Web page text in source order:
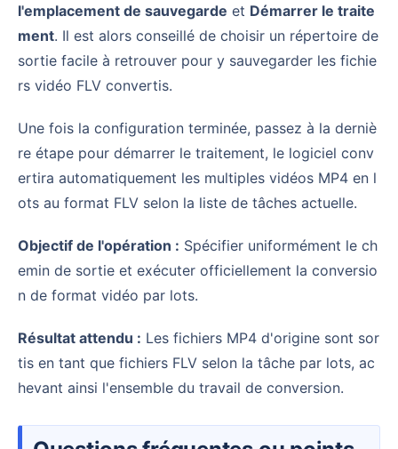
l'emplacement de sauvegarde et Démarrer le traite
ment. Il est alors conseillé de choisir un répertoire de
sortie facile à retrouver pour y sauvegarder les fichie
rs vidéo FLV convertis.
Une fois la configuration terminée, passez à la derniè
re étape pour démarrer le traitement, le logiciel conv
ertira automatiquement les multiples vidéos MP4 en l
ots au format FLV selon la liste de tâches actuelle.
Objectif de l'opération : Spécifier uniformément le ch
emin de sortie et exécuter officiellement la conversio
n de format vidéo par lots.
Résultat attendu : Les fichiers MP4 d'origine sont sor
tis en tant que fichiers FLV selon la tâche par lots, ac
hevant ainsi l'ensemble du travail de conversion.